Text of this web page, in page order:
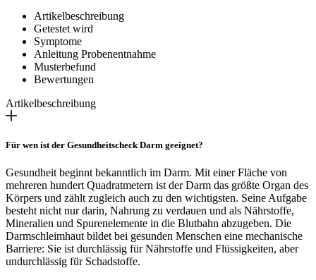
Artikelbeschreibung
Getestet wird
Symptome
Anleitung Probenentnahme
Musterbefund
Bewertungen
Artikelbeschreibung
Für wen ist der Gesundheitscheck Darm geeignet?
Gesundheit beginnt bekanntlich im Darm. Mit einer Fläche von
mehreren hundert Quadratmetern ist der Darm das größte Organ des
Körpers und zählt zugleich auch zu den wichtigsten. Seine Aufgabe
besteht nicht nur darin, Nahrung zu verdauen und als Nährstoffe,
Mineralien und Spurenelemente in die Blutbahn abzugeben. Die
Darmschleimhaut bildet bei gesunden Menschen eine mechanische
Barriere: Sie ist durchlässig für Nährstoffe und Flüssigkeiten, aber
undurchlässig für Schadstoffe.